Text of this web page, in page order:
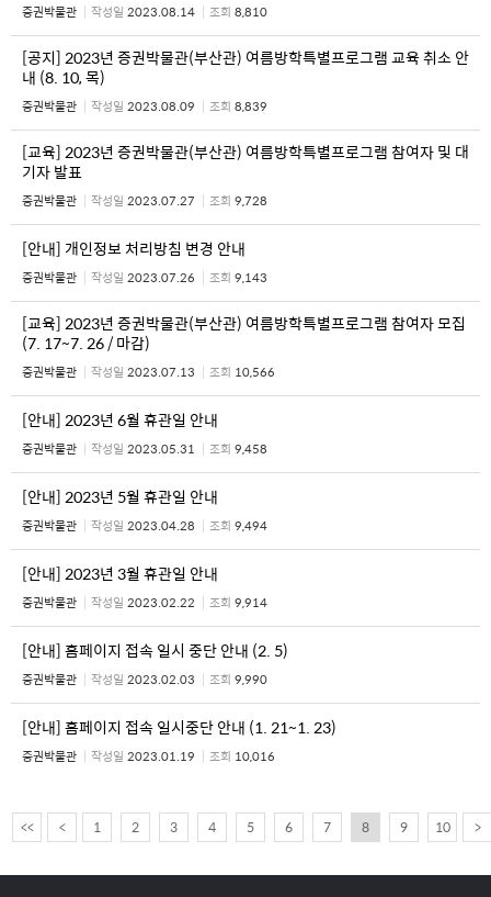
증권박물관 작성일 2023.08.14 조회 8,810
[공지] 2023년 증권박물관(부산관) 여름방학특별프로그램 교육 취소 안
내 (8. 10, 목)
증권박물관 작성일 2023.08.09 조회 8,839
[교육] 2023년 증권박물관(부산관) 여름방학특별프로그램 참여자 및 대
기자 발표
증권박물관 작성일 2023.07.27 조회 9,728
[안내] 개인정보 처리방침 변경 안내
증권박물관 작성일 2023.07.26 조회 9,143
[교육] 2023년 증권박물관(부산관) 여름방학특별프로그램 참여자 모집
(7. 17~7. 26 / 마감)
증권박물관 작성일 2023.07.13 조회 10,566
[안내] 2023년 6월 휴관일 안내
증권박물관 작성일 2023.05.31 조회 9,458
[안내] 2023년 5월 휴관일 안내
증권박물관 작성일 2023.04.28 조회 9,494
[안내] 2023년 3월 휴관일 안내
증권박물관 작성일 2023.02.22 조회 9,914
[안내] 홈페이지 접속 일시 중단 안내 (2. 5)
증권박물관 작성일 2023.02.03 조회 9,990
[안내] 홈페이지 접속 일시중단 안내 (1. 21~1. 23)
증권박물관 작성일 2023.01.19 조회 10,016
<< < 1 2 3 4 5 6 7 8 9 10 >